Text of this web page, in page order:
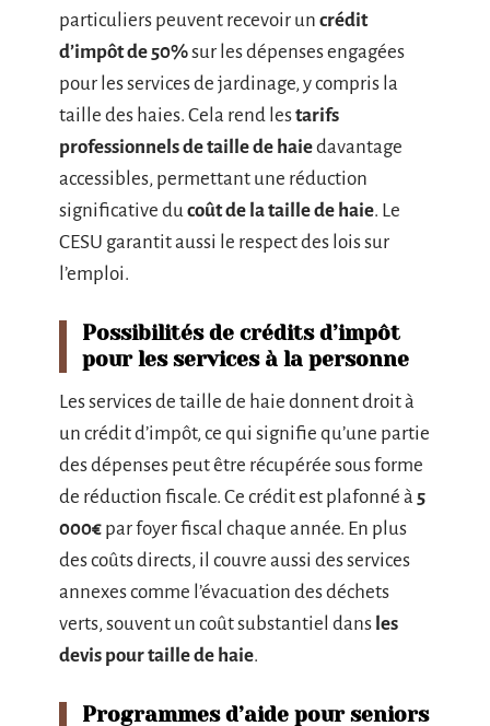
particuliers peuvent recevoir un crédit
d’impôt de 50%sur les dépenses engagées
pour les services de jardinage, y compris la
taille des haies. Cela rend lestarifs
professionnels de taille de haiedavantage
accessibles, permettant une réduction
significative du coût de la taille de haie. Le
CESU garantit aussi le respect des lois sur
l’emploi.
Possibilités de crédits d’impôt
pour les services à la personne
Les services de taille de haie donnent droit à
un crédit d’impôt, ce qui signifie qu’une partie
des dépenses peut être récupérée sous forme
de réduction fiscale. Ce crédit est plafonné à 5
000€ par foyer fiscal chaque année. En plus
des coûts directs, il couvre aussi des services
annexes comme l’évacuation des déchets
verts, souvent un coût substantiel dans les
devis pour taille de haie.
Programmes d’aide pour seniors